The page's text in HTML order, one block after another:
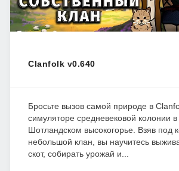
Clanfolk v0.640
Бросьте вызов самой природе в
симуляторе средневековой колонии
Шотландском высокогорье. Взяв под
небольшой клан, вы научитесь
скот, собирать урожай и...